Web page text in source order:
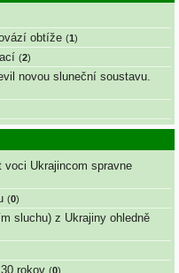
obtíže (1)
(2)
novou sluneční soustavu.
Ukrajincom spravne
(0)
sluchu) z Ukrajiny ohledně
rokov (0)